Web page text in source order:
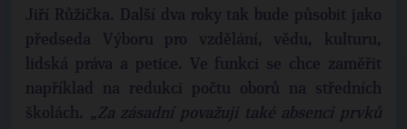
Jiří Růžička. Další dva roky tak bude působit jako
předseda Výboru pro vzdělání, vědu, kulturu,
lidská práva a petice. Ve funkci se chce zaměřit
například na redukci počtu oborů na středních
školách.
„Za zásadní považuji také absenci prvků